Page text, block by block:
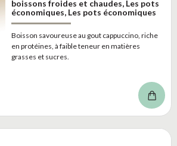
boissons froides et chaudes, Les pots
économiques, Les pots économiques
Boisson savoureuse au gout cappuccino, riche
en protéines, à faible teneur en matières
grasses et sucres.